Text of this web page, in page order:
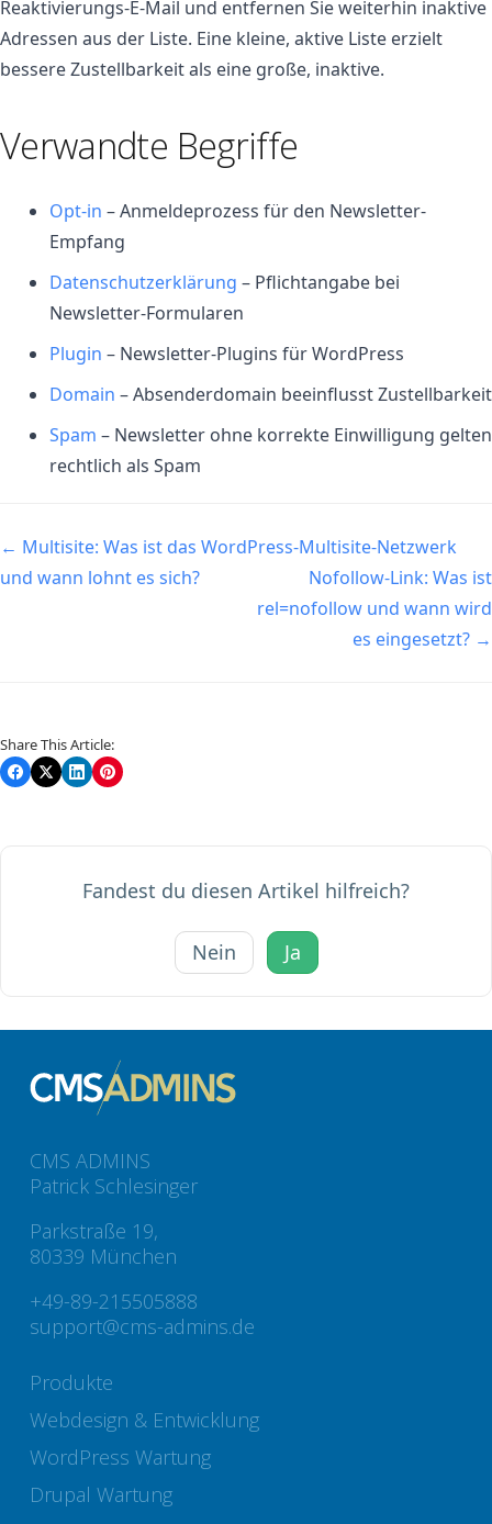
Reaktivierungs-E-Mail und entfernen Sie weiterhin inaktive
Adressen aus der Liste. Eine kleine, aktive Liste erzielt
bessere Zustellbarkeit als eine große, inaktive.
Verwandte Begriffe
Opt-in – Anmeldeprozess für den Newsletter-
Empfang
Datenschutzerklärung – Pflichtangabe bei
Newsletter-Formularen
Plugin – Newsletter-Plugins für WordPress
Domain – Absenderdomain beeinflusst Zustellbarkeit
Spam – Newsletter ohne korrekte Einwilligung gelten
rechtlich als Spam
Navigation
← Multisite: Was ist das WordPress-Multisite-Netzwerk
und wann lohnt es sich?
Nofollow-Link: Was ist
rel=nofollow und wann wird
es eingesetzt? →
Share This Article:
Fandest du diesen Artikel hilfreich?
Nein Ja
CMS ADMINS
Patrick Schlesinger
Parkstraße 19,
80339 München
+49-89-215505888
support@cms-admins.de
Produkte
Webdesign & Entwicklung
WordPress Wartung
Drupal Wartung